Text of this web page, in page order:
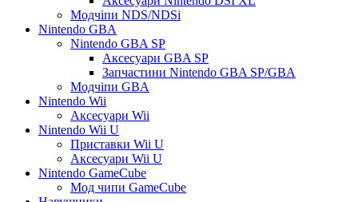
Модчіпи NDS/NDSi
Nintendo GBA
Nintendo GBA SP
Аксесуари GBA SP
Запчастини Nintendo GBA SP/GBA
Модчіпи GBA
Nintendo Wii
Аксесуари Wii
Nintendo Wii U
Приставки Wii U
Аксесуари Wii U
Nintendo GameCube
Мод чипи GameCube